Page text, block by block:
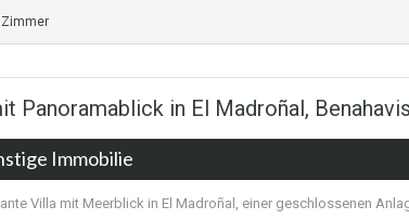
Zimmer
Panoramablick in El Madroñal,
Immobilie
Villa mit Meerblick in El Madroñal, einer geschlossenen